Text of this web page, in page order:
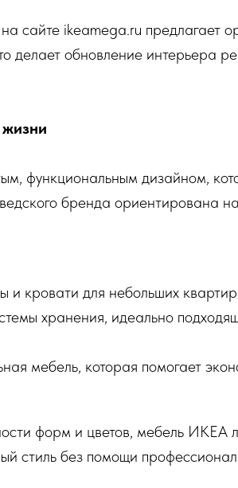
сайте ikeamega.ru предлагает
делает обновление интерьера
функциональным дизайном,
бренда ориентирована
и кровати для небольших
хранения, идеально
мебель, которая помогает
форм и цветов, мебель ИКЕА
стиль без помощи